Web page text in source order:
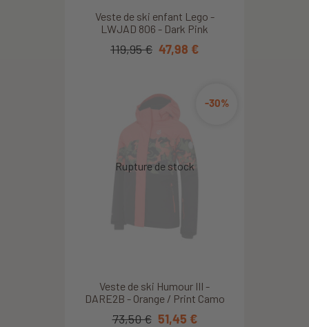
Veste de ski enfant Lego -
LWJAD 806 - Dark Pink
119,95 € 47,98 €
Veste de ski Humour III -
DARE2B - Orange / Print Camo
-30%
73,50 € 51,45 €